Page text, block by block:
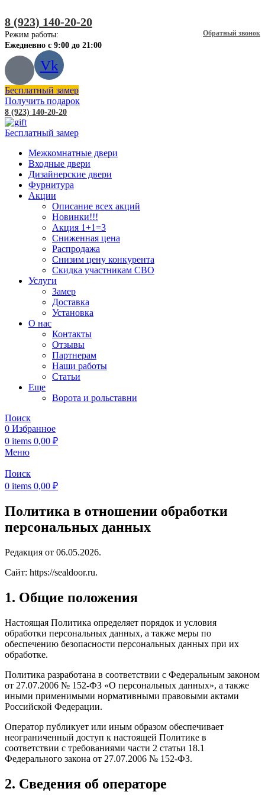
8 (923) 140-20-20
Обратный звонок
Режим работы:
Ежедневно с 9:00 до 21:00
Vk
Бесплатный замер
Получить подарок
8 (923) 140-20-20
Бесплатный замер
Межкомнатные двери
Входные двери
Дизайнерские двери
Фурнитура
Акции
Описание всех акций
Новинки!!!
Акция 1+1=3
Сниженная цена
Распродажа
Снизим цену конкурента
Скидка участникам СВО
Услуги
Замер
Доставка
Установка
О нас
Контакты
Отзывы
Партнерам
Наши работы
Статьи
Еще
Ворота и рольставни
Поиск
0 Избранное
0 items 0,00 ₽
Меню
Поиск
0 items 0,00 ₽
Политика в отношении обработки
персональных данных
Редакция от 06.05.2026.
Сайт: https://sealdoor.ru.
1. Общие положения
Настоящая Политика определяет порядок и условия
обработки персональных данных, а также меры по
обеспечению безопасности персональных данных при их
обработке.
Политика разработана в соответствии с Федеральным законом
от 27.07.2006 № 152-ФЗ «О персональных данных», а также
иными применимыми нормативными правовыми актами
Российской Федерации.
Оператор публикует или иным образом обеспечивает
неограниченный доступ к настоящей Политике в
соответствии с требованиями части 2 статьи 18.1
Федерального закона от 27.07.2006 № 152-ФЗ.
2. Сведения об операторе